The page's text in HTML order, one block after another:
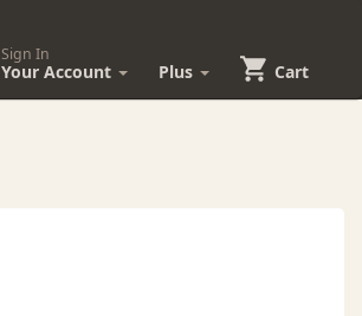
Sign In
Your Account Plus Cart